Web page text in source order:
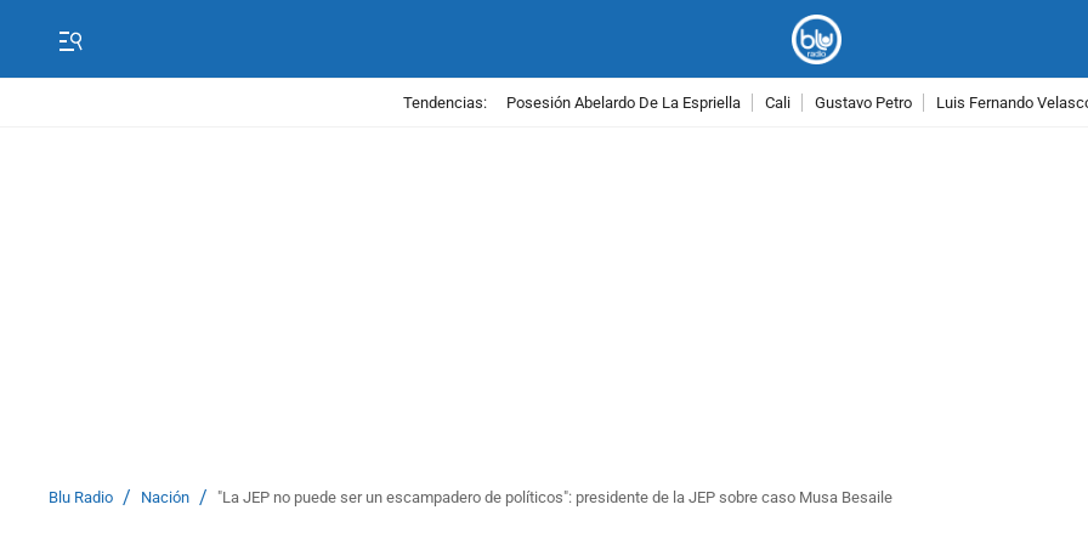
Tendencias: Posesión Abelardo De La Espriella Cali Gustavo Petro Luis Fernando
Blu Radio / Nación / "La JEP no puede ser un escampadero de políticos": presidente de la JEP sobre caso Musa Besaile